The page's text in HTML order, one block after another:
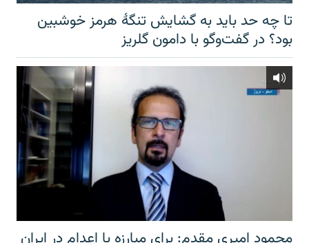
تا چه حد باید به گشایش تنگهٔ هرمز خوشبین
بود؟ در گفت‌وگو با دامون گلریز
محمود امیری مقدم: برای مبارزه با اعدام در ایران